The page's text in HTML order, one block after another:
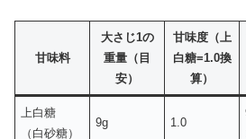
甘味料
大さじ1の
重量（目
安）
甘味度（上
白糖=1.0換
算）
上白糖
（白砂糖）
9g 1.0